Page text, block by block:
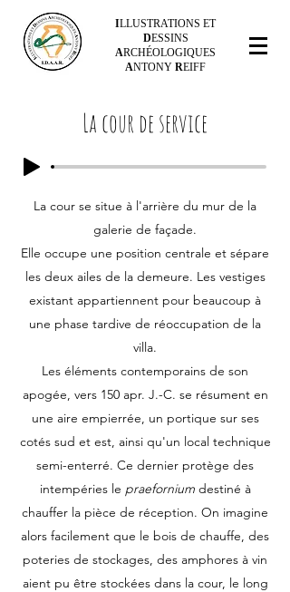
ILLUSTRATIONS ET
DESSINS
ARCHÉOLOGIQUES
ANTONY REIFF
La cour de service
La cour se situe à l'arrière du mur de la
galerie de façade.
Elle occupe une position centrale et sépare
les deux ailes de la demeure. Les vestiges
existant appartiennent pour beaucoup à
une phase tardive de réoccupation de la
villa.
Les éléments contemporains de son
apogée, vers 150 apr. J.-C. se résument en
une aire empierrée, un portique sur ses
cotés sud et est, ainsi qu'un local technique
semi-enterré. Ce dernier protège des
intempéries le praefornium destiné à
chauffer la pièce de réception. On imagine
alors facilement que le bois de chauffe, des
poteries de stockages, des amphores à vin
aient pu être stockées dans la cour, le long